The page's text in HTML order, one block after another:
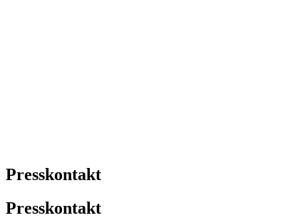
Presskontakt
Presskontakt